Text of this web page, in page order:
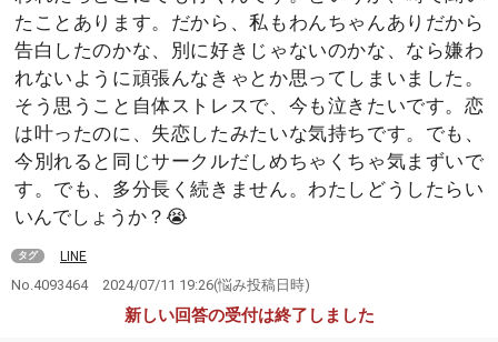
たことあります。だから、私もわんちゃんありだから
告白したのかな、別に好きじゃないのかな、なら嫌わ
れないように頑張んなきゃとか思ってしまいました。
そう思うこと自体ストレスで、今も泣きたいです。恋
は叶ったのに、失恋したみたいな気持ちです。でも、
今別れると同じサークルだしめちゃくちゃ気まずいで
す。でも、多分長く続きません。わたしどうしたらい
いんでしょうか？😭
タグ LINE
No.4093464 2024/07/11 19:26(悩み投稿日時)
新しい回答の受付は終了しました